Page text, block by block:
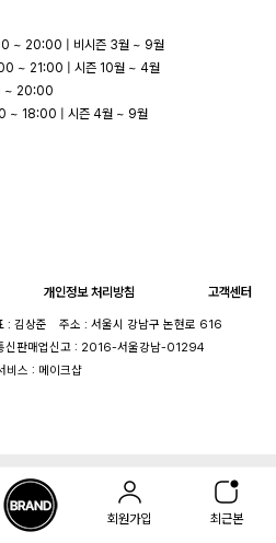
회원가입 최근본
~ 20:00 | 비시즌 3월 ~ 9월
~ 21:00 | 시즌 10월 ~ 4월
~ 20:00
~ 18:00 | 시즌 4월 ~ 9월
개인정보 처리방침 고객센터
: 김상준
주소 : 서울시 강남구 논현로 616
신판매업신고 : 2016-서울강남-01294
비스 : 메이크샵